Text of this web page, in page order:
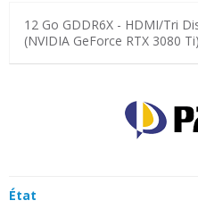
12 Go GDDR6X - HDMI/Tri
(NVIDIA GeForce RTX 3080 Ti)
État